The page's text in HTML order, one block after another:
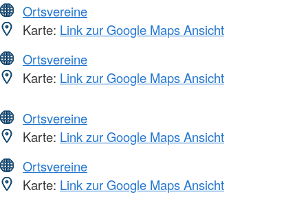
Ortsvereine
Karte: Link zur Google Maps Ansicht
Ortsvereine
Karte: Link zur Google Maps Ansicht
Ortsvereine
Karte: Link zur Google Maps Ansicht
Ortsvereine
Karte: Link zur Google Maps Ansicht